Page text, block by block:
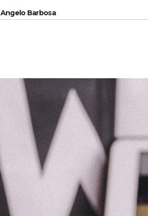
Angelo Barbosa